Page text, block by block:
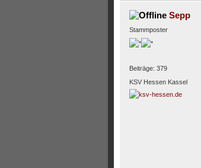
Sepp
Stammposter
Beiträge: 379
KSV Hessen Kassel